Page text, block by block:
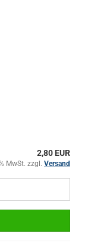
2,80 EUR
MwSt. zzgl. Versand